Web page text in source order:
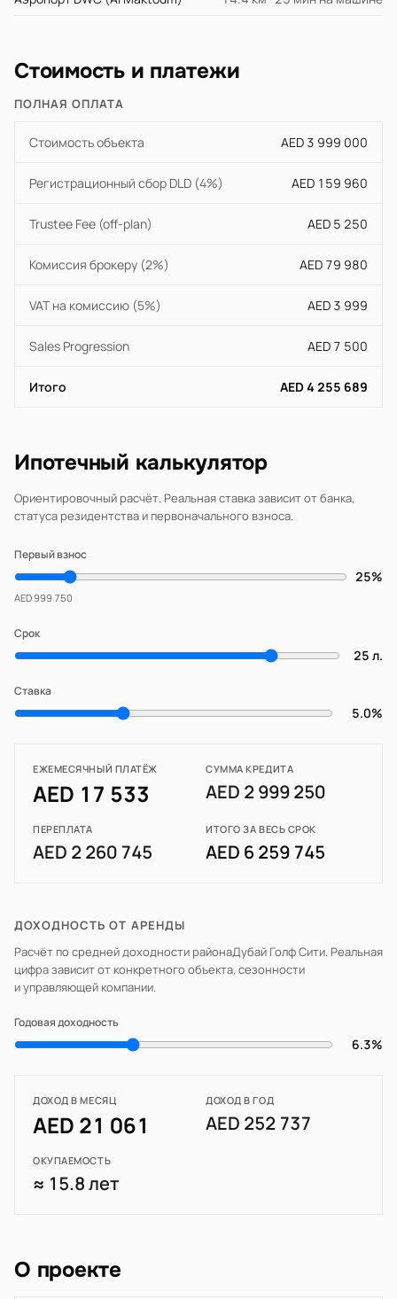
Стоимость и платежи
ПОЛНАЯ ОПЛАТА
Стоимость объекта AED 3 999 000
Регистрационный сбор DLD (4%) AED 159 960
Trustee Fee (off-plan) AED 5 250
Комиссия брокеру (2%) AED 79 980
VAT на комиссию (5%) AED 3 999
Sales Progression AED 7 500
Итого AED 4 255 689
Ипотечный калькулятор
Ориентировочный расчёт. Реальная ставка зависит от банка,
статуса резидентства и первоначального взноса.
Первый взнос
25%
AED 999 750
Срок
25 л.
Ставка
5.0%
ЕЖЕМЕСЯЧНЫЙ ПЛАТЁЖ
AED 17 533
СУММА КРЕДИТА
AED 2 999 250
ПЕРЕПЛАТА
AED 2 260 745
ИТОГО ЗА ВЕСЬ СРОК
AED 6 259 745
ДОХОДНОСТЬ ОТ АРЕНДЫ
Расчёт по средней доходности районаДубай Голф Сити. Реальная
цифра зависит от конкретного объекта, сезонности
и управляющей компании.
Годовая доходность
6.3%
ДОХОД В МЕСЯЦ
AED 21 061
ДОХОД В ГОД
AED 252 737
ОКУПАЕМОСТЬ
≈ 15.8 лет
О проекте